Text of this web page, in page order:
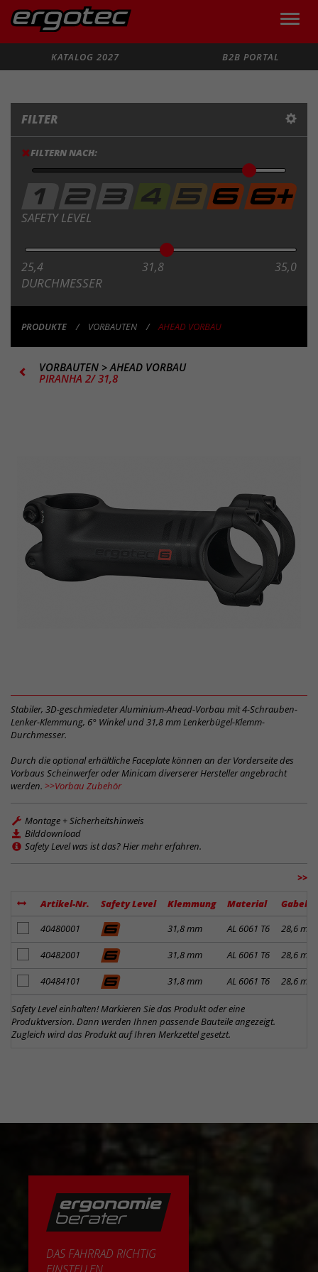
Toggle
KATALOG 2027
B2B PORTAL
FILTER
FILTERN NACH:
SAFETY LEVEL
25,4 31,8 35,0
DURCHMESSER
PRODUKTE VORBAUTEN AHEAD VORBAU
VORBAUTEN >AHEAD VORBAU
PIRANHA 2/ 31,8
Stabiler, 3D-geschmiedeter Aluminium-Ahead-Vorbau mit 4-Schrauben-
Lenker-Klemmung, 6° Winkel und 31,8 mm Lenkerbügel-Klemm-
Durchmesser.
Durch die optional erhältliche Faceplate können an der Vorderseite des
Vorbaus Scheinwerfer oder Minicam diverserer Hersteller angebracht
werden. >>Vorbau Zubehör
Montage + Sicherheitshinweis
Bilddownload
Safety Level was ist das? Hier mehr erfahren.
>>
Artikel-Nr. Safety Level Klemmung Material
Artikel zum Merkzettel hinzufügen
40480001 31,8 mm AL 6061 T6 28,6 mm
Artikel zum Merkzettel hinzufügen
40482001 31,8 mm AL 6061 T6 28,6 mm
Artikel zum Merkzettel hinzufügen
40484101 31,8 mm AL 6061 T6 28,6 mm
Safety Level einhalten! Markieren Sie das Produkt oder eine
Produktversion. Dann werden Ihnen passende Bauteile angezeigt.
Zugleich wird das Produkt auf Ihren Merkzettel gesetzt.
DAS FAHRRAD RICHTIG